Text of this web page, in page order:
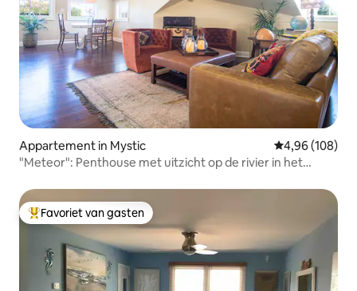
Appartement in Mystic Gemiddelde
4,96 (108)
"Meteor": Penthouse met uitzicht op de rivier in het
Topfavoriet van gasten
Favoriet van gasten